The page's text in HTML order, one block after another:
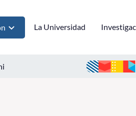
La Universidad